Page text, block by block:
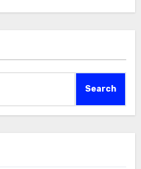
Search